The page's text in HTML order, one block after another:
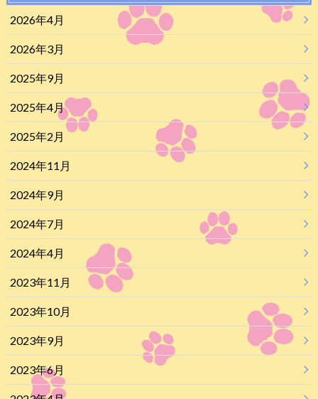
2026年4月
2026年3月
2025年9月
2025年4月
2025年2月
2024年11月
2024年9月
2024年7月
2024年4月
2023年11月
2023年10月
2023年9月
2023年6月